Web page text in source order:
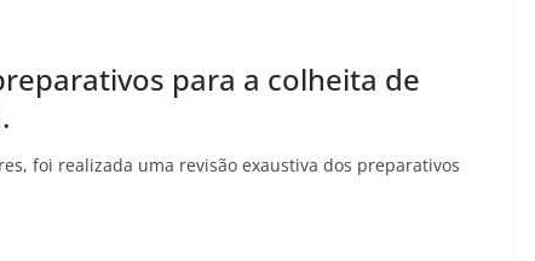
para a colheita de
foi realizada uma revisão exaustiva dos preparativos